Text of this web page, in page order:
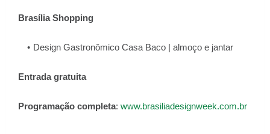
Brasília Shopping
Design Gastronômico Casa Baco | almoço e jantar
Entrada gratuita
Programação completa: www.brasiliadesignweek.com.br